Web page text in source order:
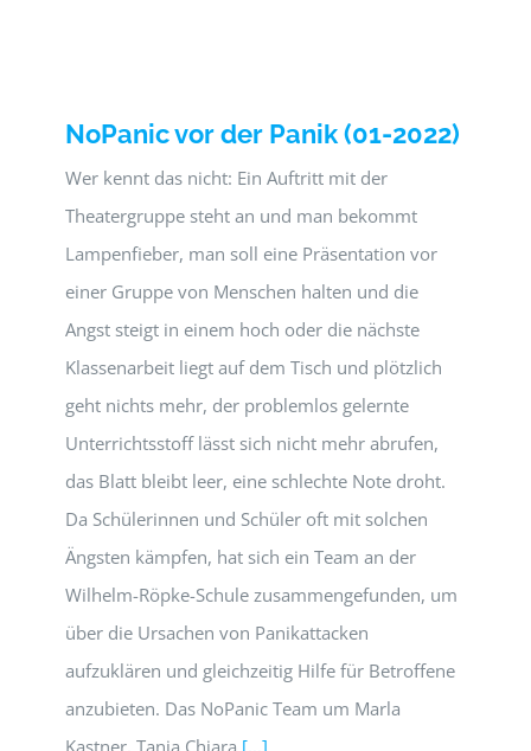
NoPanic vor der Panik (01-2022)
Wer kennt das nicht: Ein Auftritt mit der
Theatergruppe steht an und man bekommt
Lampenfieber, man soll eine Präsentation vor
einer Gruppe von Menschen halten und die
Angst steigt in einem hoch oder die nächste
Klassenarbeit liegt auf dem Tisch und plötzlich
geht nichts mehr, der problemlos gelernte
Unterrichtsstoff lässt sich nicht mehr abrufen,
das Blatt bleibt leer, eine schlechte Note droht.
Da Schülerinnen und Schüler oft mit solchen
Ängsten kämpfen, hat sich ein Team an der
Wilhelm-Röpke-Schule zusammengefunden, um
über die Ursachen von Panikattacken
aufzuklären und gleichzeitig Hilfe für Betroffene
anzubieten. Das NoPanic Team um Marla